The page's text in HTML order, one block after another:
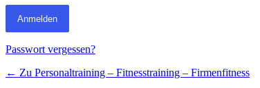
Passwort vergessen?
← Zu Personaltraining – Fitnesstraining – Firmenfitness